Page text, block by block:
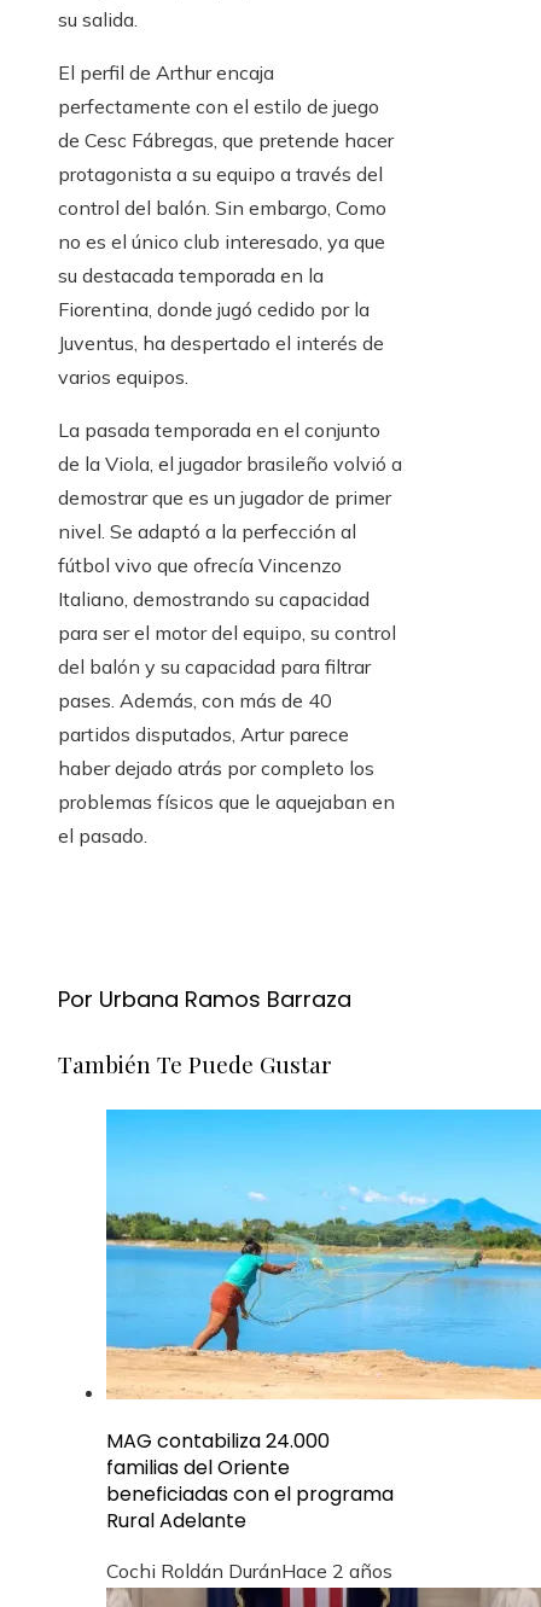
su salida.
El perfil de Arthur encaja
perfectamente con el estilo de juego
de Cesc Fábregas, que pretende hacer
protagonista a su equipo a través del
control del balón. Sin embargo, Como
no es el único club interesado, ya que
su destacada temporada en la
Fiorentina, donde jugó cedido por la
Juventus, ha despertado el interés de
varios equipos.
La pasada temporada en el conjunto
de la Viola, el jugador brasileño volvió a
demostrar que es un jugador de primer
nivel. Se adaptó a la perfección al
fútbol vivo que ofrecía Vincenzo
Italiano, demostrando su capacidad
para ser el motor del equipo, su control
del balón y su capacidad para filtrar
pases. Además, con más de 40
partidos disputados, Artur parece
haber dejado atrás por completo los
problemas físicos que le aquejaban en
el pasado.
Por Urbana Ramos Barraza
También Te Puede Gustar
MAG contabiliza 24.000
familias del Oriente
beneficiadas con el programa
Rural Adelante
Cochi Roldán DuránHace 2 años